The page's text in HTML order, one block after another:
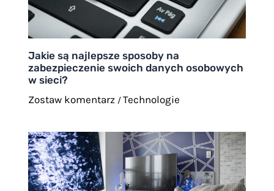
Jakie są najlepsze sposoby na
zabezpieczenie swoich danych osobowych
w sieci?
Zostaw komentarz /Technologie